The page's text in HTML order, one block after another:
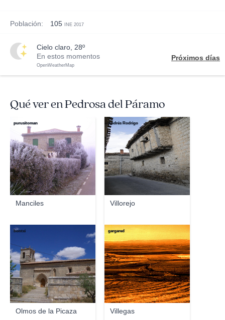
Población: 105 INE 2017
cielo claro, 28º
En estos momentos
OpenWeatherMap
Próximos días
Qué ver en Pedrosa del Páramo
Manciles
purusitoman
Villorejo
Andrés Rodrigo
Olmos de la Picaza
bontxi
Villegas
gargared